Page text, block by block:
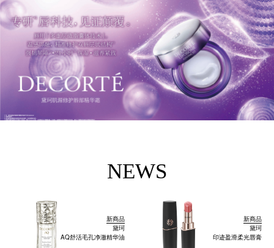
NEWS
新商品
黛珂
AQ舒活毛孔净澈精华油
新商品
黛珂
印迹盈滑柔光唇膏